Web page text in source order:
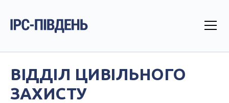
ВІДДІЛ ЦИВІЛЬНОГО
ЗАХИСТУ